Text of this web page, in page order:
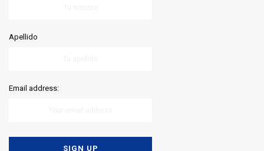
Apellido
Email address: